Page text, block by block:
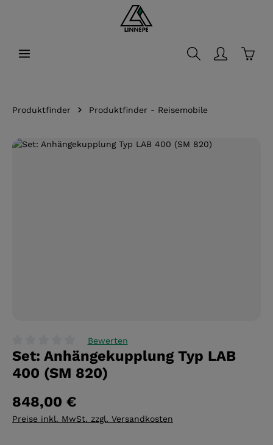
Produktfinder Produktfinder - Reisemobile
Bildergalerie überspringen
Durchschnittliche Bewertung von 0 von 5 Sternen
Bewerten
Set: Anhängekupplung Typ LAB
400 (SM 820)
848,00 €
Preise inkl. MwSt. zzgl. Versandkosten